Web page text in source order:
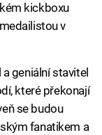
kickboxu
v
geniální stavitel
které překonají
se budou
fanatikem a